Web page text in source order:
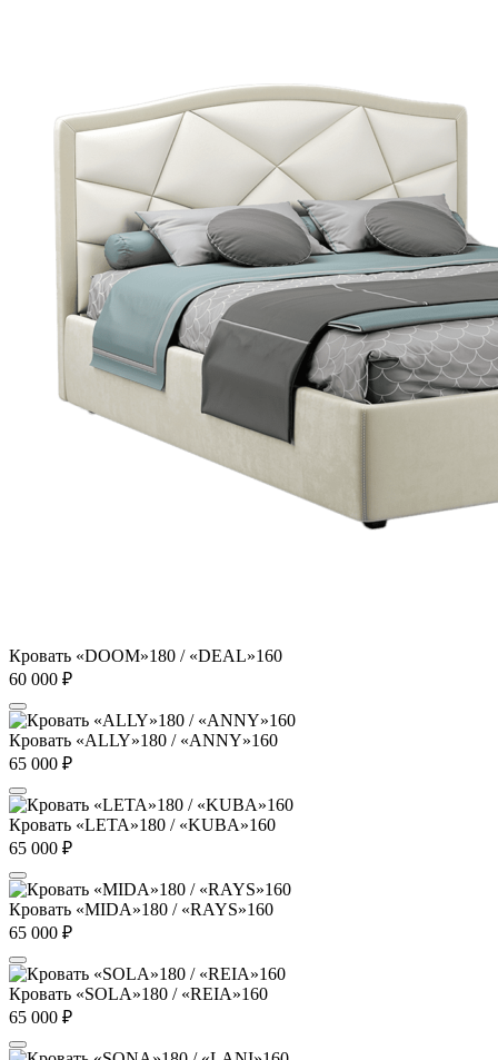
Кровать «DOOM»180 / «DEAL»160
60 000 ₽
Кровать «ALLY»180 / «ANNY»160
65 000 ₽
Кровать «LETA»180 / «KUBA»160
65 000 ₽
Кровать «MIDA»180 / «RAYS»160
65 000 ₽
Кровать «SOLA»180 / «REIA»160
65 000 ₽